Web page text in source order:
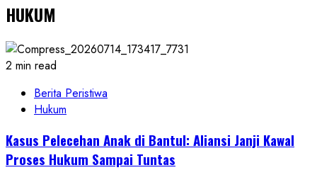
HUKUM
2 min read
Berita Peristiwa
Hukum
Kasus Pelecehan Anak di Bantul: Aliansi Janji Kawal
Proses Hukum Sampai Tuntas